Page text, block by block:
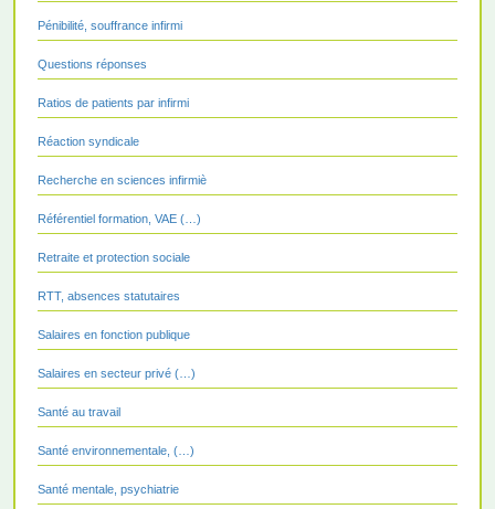
Pénibilité, souffrance infirmi
Questions réponses
Ratios de patients par infirmi
Réaction syndicale
Recherche en sciences infirmiè
Référentiel formation, VAE (…)
Retraite et protection sociale
RTT, absences statutaires
Salaires en fonction publique
Salaires en secteur privé (…)
Santé au travail
Santé environnementale, (…)
Santé mentale, psychiatrie